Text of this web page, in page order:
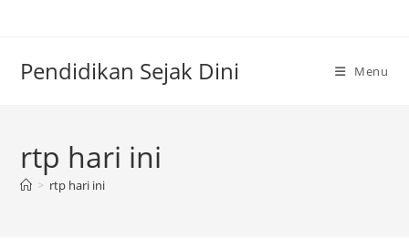
Pendidikan Sejak Dini Menu
rtp hari ini
> rtp hari ini